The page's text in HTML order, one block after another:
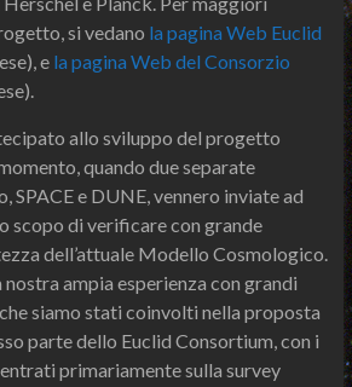
si vedano la pagina Web Euclid
e la pagina Web del Consorzio
allo sviluppo del progetto
quando due separate
e DUNE, vennero inviate ad
scopo di verificare con grande
dell’attuale Modello Cosmologico.
nostra ampia esperienza con grandi
siamo stati coinvolti nella proposta
parte dello Euclid Consortium, con i
primariamente sulla survey